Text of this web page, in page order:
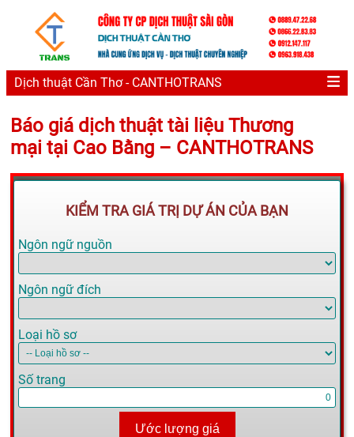
Dịch thuật Cần Thơ - CANTHOTRANS
Báo giá dịch thuật tài liệu Thương
mại tại Cao Bằng – CANTHOTRANS
KIỂM TRA GIÁ TRỊ DỰ ÁN CỦA BẠN
Ngôn ngữ nguồn
Ngôn ngữ đích
Loại hồ sơ
Số trang
Ước lượng giá